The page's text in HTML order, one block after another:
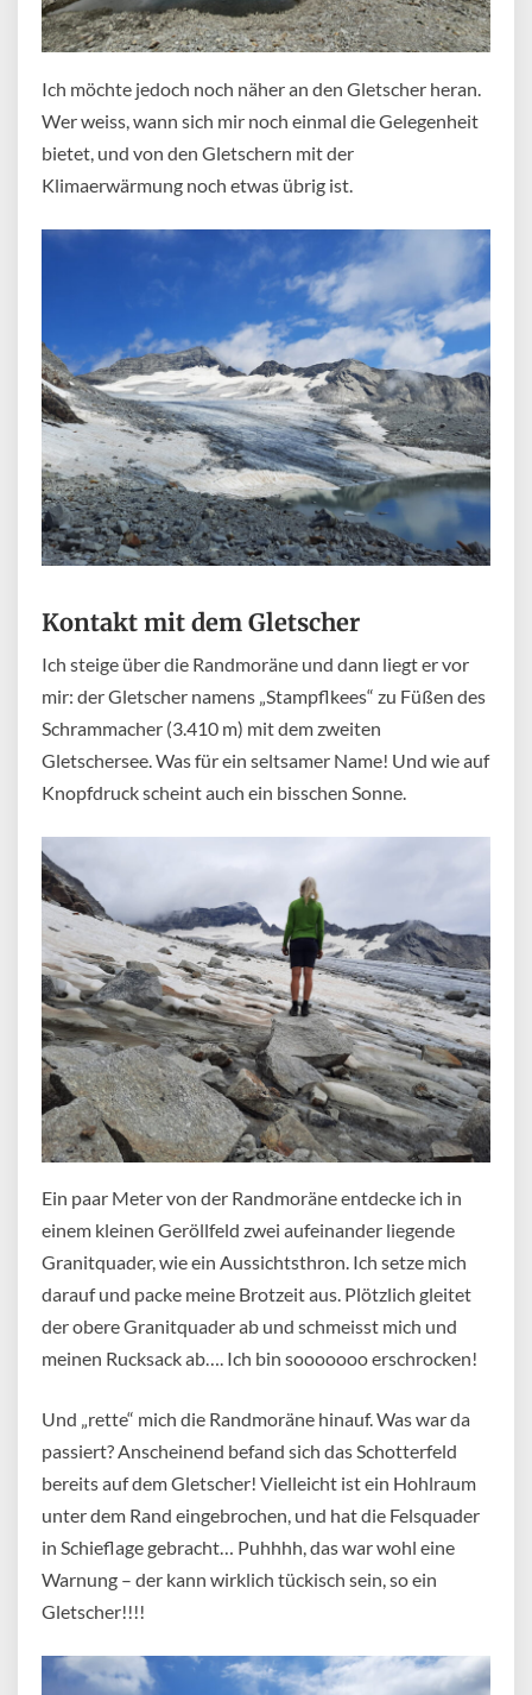
Ich möchte jedoch noch näher an den Gletscher heran.
Wer weiss, wann sich mir noch einmal die Gelegenheit
bietet, und von den Gletschern mit der
Klimaerwärmung noch etwas übrig ist.
Kontakt mit dem Gletscher
Ich steige über die Randmoräne und dann liegt er vor
mir: der Gletscher namens „Stampflkees“ zu Füßen des
Schrammacher (3.410 m) mit dem zweiten
Gletschersee. Was für ein seltsamer Name! Und wie auf
Knopfdruck scheint auch ein bisschen Sonne.
Ein paar Meter von der Randmoräne entdecke ich in
einem kleinen Geröllfeld zwei aufeinander liegende
Granitquader, wie ein Aussichtsthron. Ich setze mich
darauf und packe meine Brotzeit aus. Plötzlich gleitet
der obere Granitquader ab und schmeisst mich und
meinen Rucksack ab…. Ich bin sooooooo erschrocken!
Und „rette“ mich die Randmoräne hinauf. Was war da
passiert? Anscheinend befand sich das Schotterfeld
bereits auf dem Gletscher! Vielleicht ist ein Hohlraum
unter dem Rand eingebrochen, und hat die Felsquader
in Schieflage gebracht… Puhhhh, das war wohl eine
Warnung – der kann wirklich tückisch sein, so ein
Gletscher!!!!